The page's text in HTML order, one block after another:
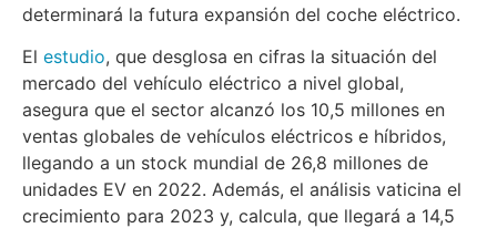
determinará la futura expansión del coche eléctrico.
El estudio, que desglosa en cifras la situación del
mercado del vehículo eléctrico a nivel global,
asegura que el sector alcanzó los 10,5 millones en
ventas globales de vehículos eléctricos e híbridos,
llegando a un stock mundial de 26,8 millones de
unidades EV en 2022. Además, el análisis vaticina el
crecimiento para 2023 y, calcula, que llegará a 14,5